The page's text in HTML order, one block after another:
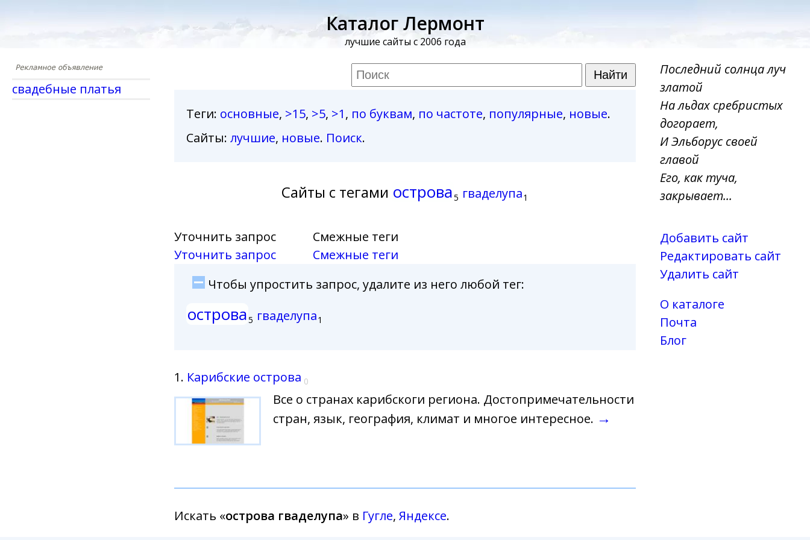
Каталог Лермонт
лучшие сайты с 2006 года
свадебные платья
Теги: основные, >15, >5, >1, по буквам, по частоте, популярные, новые.
Сайты: лучшие, новые. Поиск.
Сайты с тегами острова5 гваделупа1
Уточнить запрос
Уточнить запрос
Смежные теги
Смежные теги
Чтобы упростить запрос, удалите из него любой тег:
острова5 гваделупа1
1. Карибские острова 0
Все о странах карибскоги региона. Достопримечательности
стран, язык, география, климат и многое интересное. →
Искать «острова гваделупа» в Гугле, Яндексе.
Последний солнца луч
златой
На льдах сребристых
догорает,
И Эльборус своей
главой
Его, как туча,
закрывает...
Добавить сайт
Редактировать сайт
Удалить сайт
О каталоге
Почта
Блог